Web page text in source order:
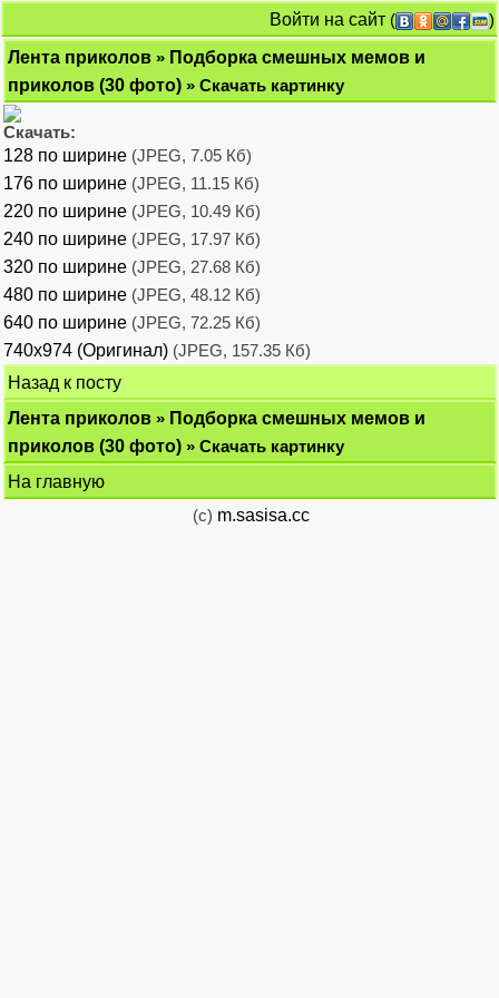
Войти на сайт (
)
Лента приколов » Подборка смешных мемов и
приколов (30 фото) » Скачать картинку
Скачать:
128 по ширине (JPEG, 7.05 Кб)
176 по ширине (JPEG, 11.15 Кб)
220 по ширине (JPEG, 10.49 Кб)
240 по ширине (JPEG, 17.97 Кб)
320 по ширине (JPEG, 27.68 Кб)
480 по ширине (JPEG, 48.12 Кб)
640 по ширине (JPEG, 72.25 Кб)
740x974 (Оригинал) (JPEG, 157.35 Кб)
Назад к посту
Лента приколов » Подборка смешных мемов и
приколов (30 фото) » Скачать картинку
На главную
(c) m.sasisa.cc